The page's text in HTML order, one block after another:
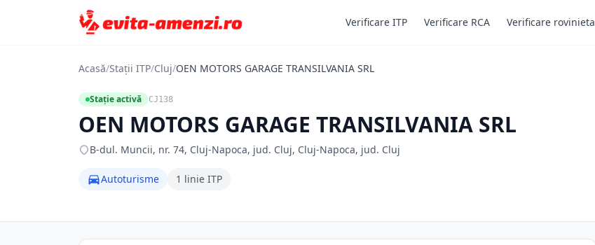
Verificare ITP Verificare RCA Verificare rovinieta
Acasă/Stații ITP/Cluj/OEN MOTORS GARAGE TRANSILVANIA SRL
Stație activă CJ138
OEN MOTORS GARAGE TRANSILVANIA SRL
B-dul. Muncii, nr. 74, Cluj-Napoca, jud. Cluj, Cluj-Napoca, jud. Cluj
Autoturisme 1 linie ITP